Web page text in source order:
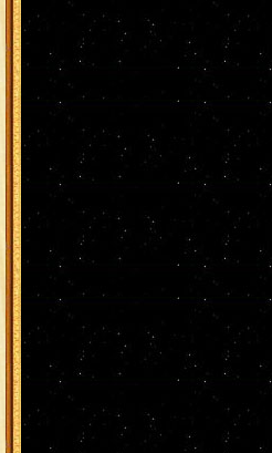
ИтаКиса
ДейСасо
ОроАнко
КанкуТема
КанкуХанаби
Хидан (2)
Ямато
(2)
ШикаШихо
ДейИта
КанкуСари
(2)
ХашиМада
(2)
Какаши
ОроХина
ОроСасу
ДанЦуна
(2)
итасаку
Канкуро
ГенмаЮгао (2)
ГааЛи
(2)
Моеги